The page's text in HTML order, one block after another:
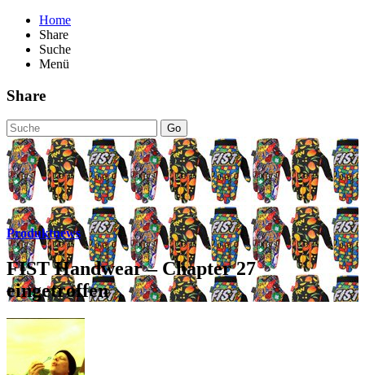
Home
Share
Suche
Menü
Share
Go
Produktnews
FIST Handwear – Chapter 27
eingetroffen